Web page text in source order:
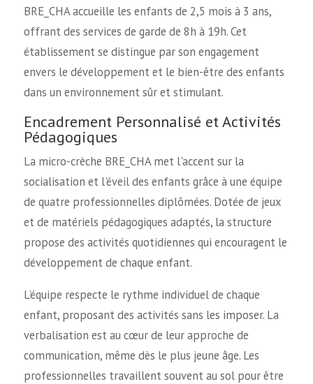
BRE_CHA accueille les enfants de 2,5 mois à 3 ans,
offrant des services de garde de 8h à 19h. Cet
établissement se distingue par son engagement
envers le développement et le bien-être des enfants
dans un environnement sûr et stimulant.
Encadrement Personnalisé et Activités
Pédagogiques
La micro-crèche BRE_CHA met l'accent sur la
socialisation et l'éveil des enfants grâce à une équipe
de quatre professionnelles diplômées. Dotée de jeux
et de matériels pédagogiques adaptés, la structure
propose des activités quotidiennes qui encouragent le
développement de chaque enfant.
L'équipe respecte le rythme individuel de chaque
enfant, proposant des activités sans les imposer. La
verbalisation est au cœur de leur approche de
communication, même dès le plus jeune âge. Les
professionnelles travaillent souvent au sol pour être